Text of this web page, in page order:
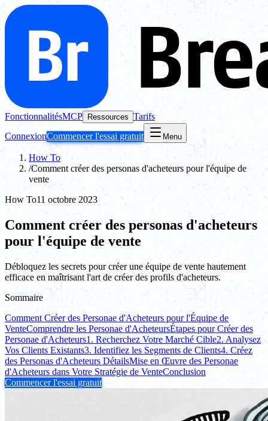
FonctionnalitésMCP Ressources Tarifs
ConnexionCommencer l'essai gratuit Menu
How To
/Comment créer des personas d'acheteurs pour l'équipe de
vente
How To11 octobre 2023
Comment créer des personas d'acheteurs
pour l'équipe de vente
Débloquez les secrets pour créer une équipe de vente hautement
efficace en maîtrisant l'art de créer des profils d'acheteurs.
Sommaire
Comment Créer des Personae d'Acheteurs pour l'Équipe de
VenteComprendre les Personae d'AcheteursÉtapes pour Créer des
Personae d'Acheteurs1. Recherchez Votre Marché Cible2. Analysez
Vos Clients Existants3. Identifiez les Segments de Clients4. Créez
des Personas d'Acheteurs DétailsMise en Œuvre des Personae
d'Acheteurs dans Votre Stratégie de VenteConclusion
Commencer l'essai gratuit